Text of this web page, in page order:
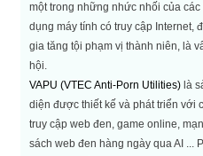
một trong những nhức nhối của
dụng máy tính có truy cập Internet,
gia tăng tội phạm vị thành niên, là
hội.
VAPU (VTEC Anti-Porn Utilities) là
diện được thiết kế và phát triển với
truy cập web đen, game online,
sách web đen hàng ngày qua AI ...